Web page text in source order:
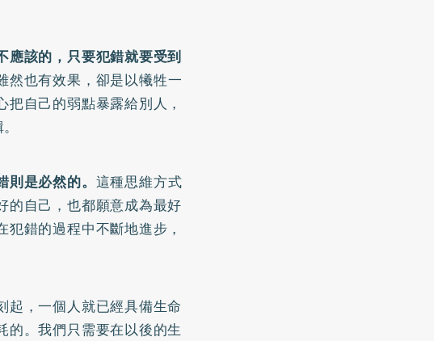
應該的，只要犯錯就要受到
然也有效果，卻是以犧牲一
自己的弱點暴露給別人，
是必然的。 這種思維方式
的自己，也都願意成為最好
錯的過程中不斷地進步，
起，一個人就已經具備生命
的。我們只需要在以後的生